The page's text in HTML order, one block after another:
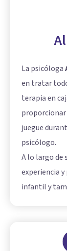
La psicóloga
en tratar
terapia en
proporcionar
juegue
psicólogo.
A lo largo de
experiencia
infantil y